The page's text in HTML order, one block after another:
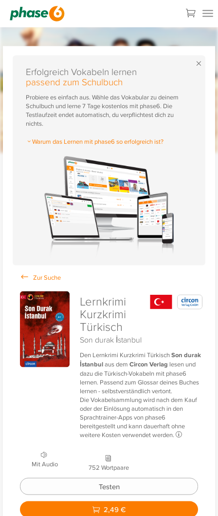
×
Erfolgreich Vokabeln lernen
passend zum Schulbuch
Probiere es einfach aus. Wähle das Vokabular zu deinem
Schulbuch und lerne 7 Tage kostenlos mit phase6. Die
Testlaufzeit endet automatisch, du verpflichtest dich zu
nichts.
Warum das Lernen mit phase6 so erfolgreich ist?
Lernkrimi
Kurzkrimi
Türkisch
Son durak İstanbul
Den Lernkrimi Kurzkrimi TürkischSon durak
İstanbulaus demCircon Verlag lesen und
dazu die Türkisch-Vokabeln mit phase6
lernen. Passend zum Glossar deines Buches
lernen - selbstverständlich vertont.
Die Vokabelsammlung wird nach dem Kauf
oder der Einlösung automatisch in den
Sprachtrainer-Apps von phase6
bereitgestellt und kann dauerhaft ohne
weitere Kosten verwendet werden.
Mit Audio 752 Wortpaare
Testen
2,49 €